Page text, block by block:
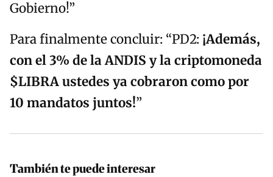
Gobierno!”
Para finalmente concluir: “PD2: ¡Además,
con el 3% de la ANDIS y la criptomoneda
$LIBRAustedes ya cobraron como por
10 mandatos juntos!”
También te puede interesar